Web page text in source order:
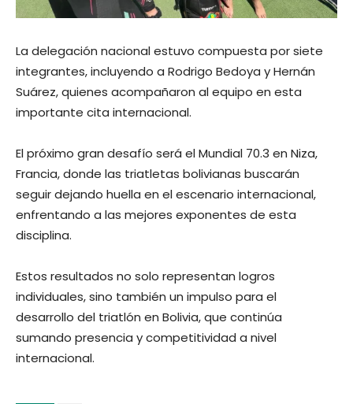
La delegación nacional estuvo compuesta por siete
integrantes, incluyendo a Rodrigo Bedoya y Hernán
Suárez, quienes acompañaron al equipo en esta
importante cita internacional.
El próximo gran desafío será el Mundial 70.3 en Niza,
Francia, donde las triatletas bolivianas buscarán
seguir dejando huella en el escenario internacional,
enfrentando a las mejores exponentes de esta
disciplina.
Estos resultados no solo representan logros
individuales, sino también un impulso para el
desarrollo del triatlón en Bolivia, que continúa
sumando presencia y competitividad a nivel
internacional.